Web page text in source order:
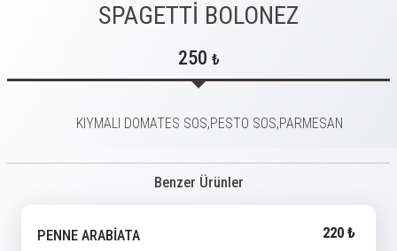
SPAGETTİ BOLONEZ
250 ₺
KIYMALI DOMATES SOS,PESTO SOS,PARMESAN
Benzer Ürünler
PENNE ARABİATA 220 ₺